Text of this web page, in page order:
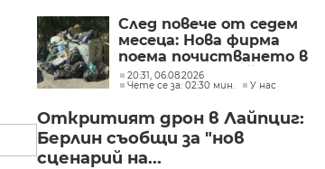
След повече от седем
месеца: Нова фирма
поема почистването в
столичните райони
"Слатина", "Подуяне" и
20:31, 06.08.2026
Чете се за: 02:30 мин.
У нас
Откритият дрон в Лайпциг:
Берлин съобщи за "нов
сценарий на...